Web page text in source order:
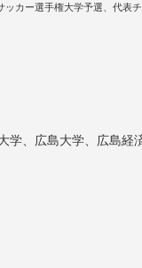
ッカー選手権大学予選、代表
学、広島大学、広島経